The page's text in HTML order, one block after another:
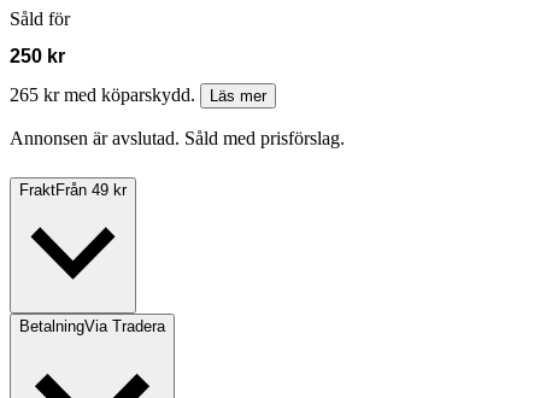
Såld för
250 kr
265 kr med köparskydd.
Läs mer
Annonsen är avslutad. Såld med prisförslag.
FraktFrån 49 kr
BetalningVia Tradera